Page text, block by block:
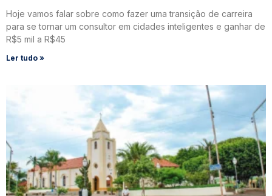
Hoje vamos falar sobre como fazer uma transição de carreira
para se tornar um consultor em cidades inteligentes e ganhar de
R$5 mil a R$45
Ler tudo »